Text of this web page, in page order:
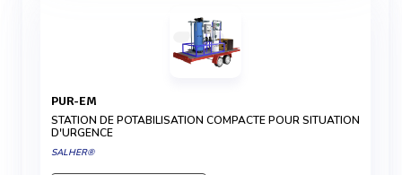
PUR-EM
STATION DE POTABILISATION COMPACTE POUR SITUATION
D'URGENCE
SALHER®